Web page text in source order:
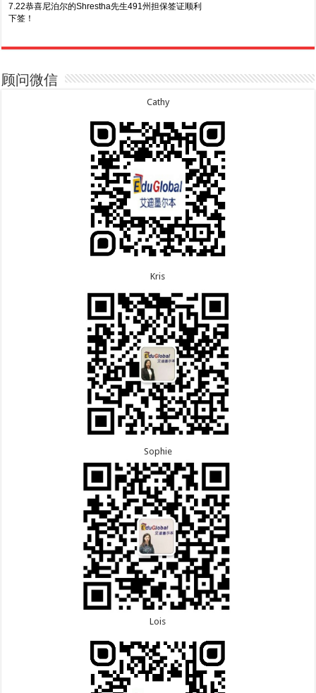
Business offer！
8.6恭喜江苏的谢先生600旅游签证顺利下签，三年多
8.5恭喜江苏的杨女士190技术移民签证顺利下签！
8.3恭喜黑龙江的刘女士864父母签证顺利下签！
8.3恭喜天津的陈同学和妈妈590+500学生签证顺利
7.22恭喜尼泊尔的Shrestha先生491州担保签证顺利
下签！
签！
7.15恭喜江苏的曹同学500学生签证顺利下签！
7.13恭喜广东的邓同学500学生签证顺利下签！
7.9恭喜广东的喻同学500学生签证顺利下签！
7.8恭喜黑龙江的刘女士600旅游签证顺利下签，三年
7.7恭喜北京的王先生和孩子600旅游签证顺利下签，
顾问微信
Cathy
Kris
Sophie
Lois